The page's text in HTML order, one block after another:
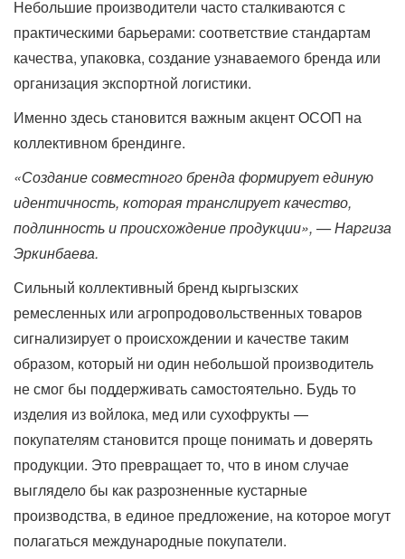
Небольшие производители часто сталкиваются с
практическими барьерами: соответствие стандартам
качества, упаковка, создание узнаваемого бренда или
организация экспортной логистики.
Именно здесь становится важным акцент OСOП на
коллективном брендинге.
«Создание совместного бренда формирует единую
идентичность, которая транслирует качество,
подлинность и происхождение продукции», — Наргиза
Эркинбаева.
Сильный коллективный бренд кыргызских
ремесленных или агропродовольственных товаров
сигнализирует о происхождении и качестве таким
образом, который ни один небольшой производитель
не смог бы поддерживать самостоятельно. Будь то
изделия из войлока, мед или сухофрукты —
покупателям становится проще понимать и доверять
продукции. Это превращает то, что в ином случае
выглядело бы как разрозненные кустарные
производства, в единое предложение, на которое могут
полагаться международные покупатели.